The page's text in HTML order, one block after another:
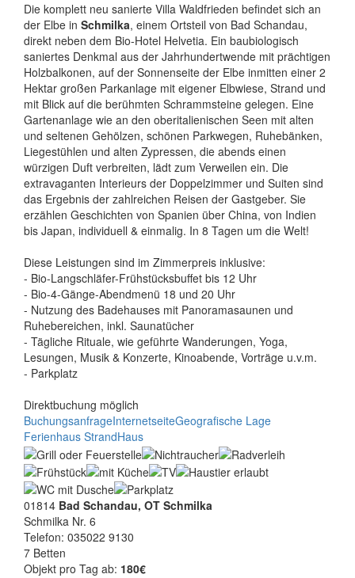
Die komplett neu sanierte Villa Waldfrieden befindet sich an
der Elbe in Schmilka, einem Ortsteil von Bad Schandau,
direkt neben dem Bio-Hotel Helvetia. Ein baubiologisch
saniertes Denkmal aus der Jahrhundertwende mit prächtigen
Holzbalkonen, auf der Sonnenseite der Elbe inmitten einer 2
Hektar großen Parkanlage mit eigener Elbwiese, Strand und
mit Blick auf die berühmten Schrammsteine gelegen. Eine
Gartenanlage wie an den oberitalienischen Seen mit alten
und seltenen Gehölzen, schönen Parkwegen, Ruhebänken,
Liegestühlen und alten Zypressen, die abends einen
würzigen Duft verbreiten, lädt zum Verweilen ein. Die
extravaganten Interieurs der Doppelzimmer und Suiten sind
das Ergebnis der zahlreichen Reisen der Gastgeber. Sie
erzählen Geschichten von Spanien über China, von Indien
bis Japan, individuell & einmalig. In 8 Tagen um die Welt!
Diese Leistungen sind im Zimmerpreis inklusive:
- Bio-Langschläfer-Frühstücksbuffet bis 12 Uhr
- Bio-4-Gänge-Abendmenü 18 und 20 Uhr
- Nutzung des Badehauses mit Panoramasaunen und
Ruhebereichen, inkl. Saunatücher
- Tägliche Rituale, wie geführte Wanderungen, Yoga,
Lesungen, Musik & Konzerte, Kinoabende, Vorträge u.v.m.
- Parkplatz
Direktbuchung möglich
BuchungsanfrageInternetseiteGeografische Lage
Ferienhaus StrandHaus
01814 Bad Schandau, OT Schmilka
Schmilka Nr. 6
Telefon: 035022 9130
7 Betten
Objekt pro Tag ab: 180€